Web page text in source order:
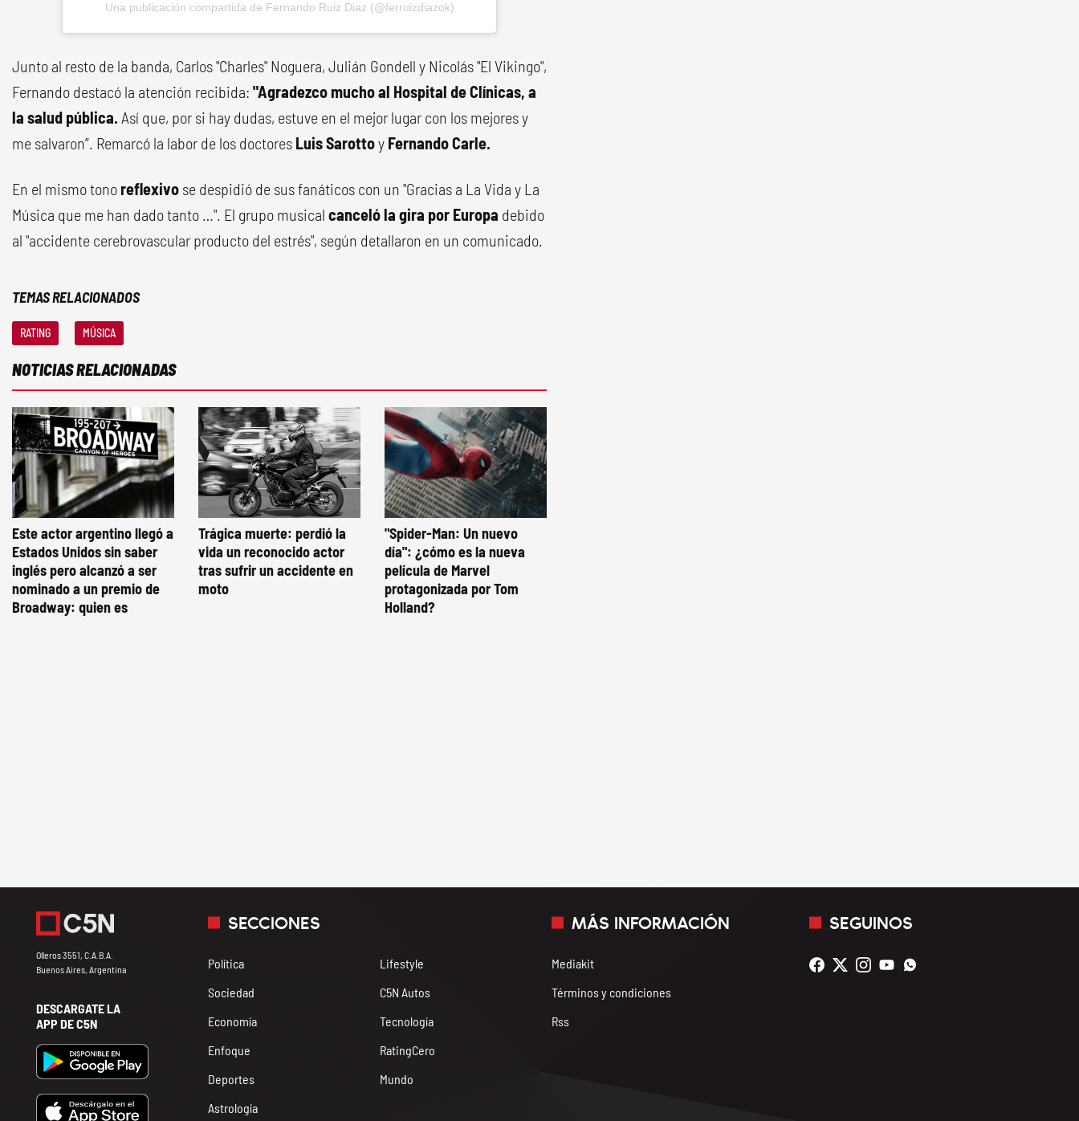
Una publicación compartida de Fernando Ruiz Diaz (@ferruizdiazok)
Junto al resto de la banda, Carlos "Charles" Noguera, Julián Gondell y Nicolás "El Vikingo",
Fernando destacó la atención recibida: "Agradezco mucho al Hospital de Clínicas, a
la salud pública. Así que, por si hay dudas, estuve en el mejor lugar con los mejores y
me salvaron”. Remarcó la labor de los doctores Luis Sarottoy Fernando Carle.
En el mismo tono reflexivo se despidió de sus fanáticos con un "Gracias a La Vida y La
Música que me han dado tanto …". El grupo musical canceló la gira por Europa debido
al "accidente cerebrovascular producto del estrés", según detallaron en un comunicado.
TEMAS RELACIONADOS
RATING MÚSICA
NOTICIAS RELACIONADAS
Este actor argentino llegó a
Estados Unidos sin saber
inglés pero alcanzó a ser
nominado a un premio de
Broadway: quien es
Trágica muerte: perdió la
vida un reconocido actor
tras sufrir un accidente en
moto
"Spider-Man: Un nuevo
día": ¿cómo es la nueva
película de Marvel
protagonizada por Tom
Holland?
Olleros 3551, C.A.B.A.
Buenos Aires, Argentina
DESCARGATE LA
APP DE C5N
SECCIONES
Política
Sociedad
Economía
Enfoque
Deportes
Astrología
Lifestyle
C5N Autos
Tecnología
RatingCero
Mundo
MÁS INFORMACIÓN
Mediakit
Términos y condiciones
Rss
SEGUINOS